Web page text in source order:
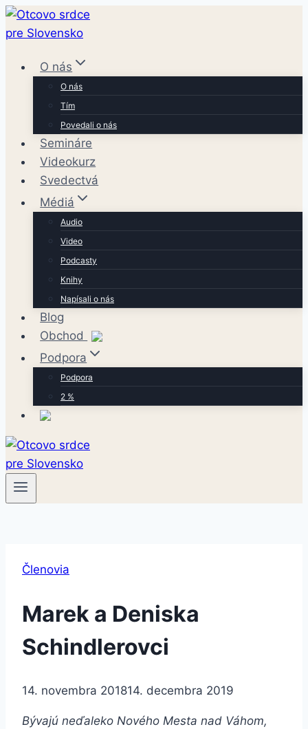
Skip
to
O nás
O nás
Tím
Povedali o nás
Semináre
Videokurz
Svedectvá
Médiá
Audio
Video
Podcasty
Knihy
Napísali o nás
Blog
Obchod
Podpora
Podpora
2 %
Členovia
Marek a Deniska
Schindlerovci
14. novembra 201814. decembra 2019
Bývajú neďaleko Nového Mesta nad Váhom,